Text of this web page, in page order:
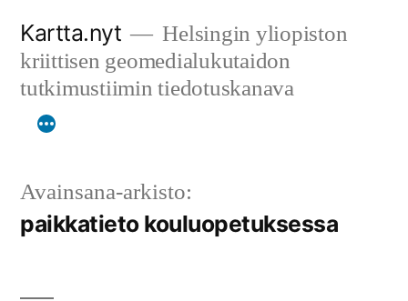
sisältöön
Kartta.nyt
Helsingin yliopiston
kriittisen geomedialukutaidon
tutkimustiimin tiedotuskanava
Avainsana-arkisto:
paikkatieto kouluopetuksessa